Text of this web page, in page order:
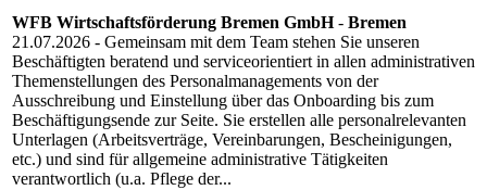
WFB Wirtschaftsförderung Bremen GmbH- Bremen
21.07.2026 - Gemeinsam mit dem Team stehen Sie unseren
Beschäftigten beratend und serviceorientiert in allen administrativen
Themenstellungen des Personalmanagements von der
Ausschreibung und Einstellung über das Onboarding bis zum
Beschäftigungsende zur Seite. Sie erstellen alle personalrelevanten
Unterlagen (Arbeitsverträge, Vereinbarungen, Bescheinigungen,
etc.) und sind für allgemeine administrative Tätigkeiten
verantwortlich (u.a. Pflege der...